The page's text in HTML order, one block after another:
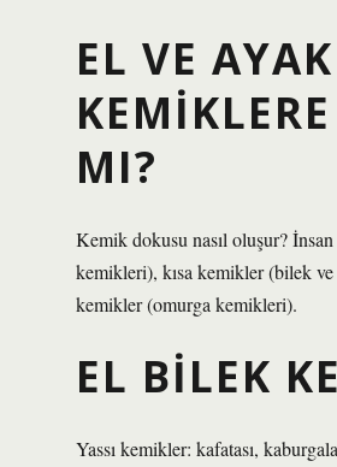
EL VE
MI?
Kemik dokusu nasıl oluşur?
kemikleri), kısa kemikler (bilek
kemikler (omurga kemikleri).
EL BILEK
Yassı kemikler: kafatası,